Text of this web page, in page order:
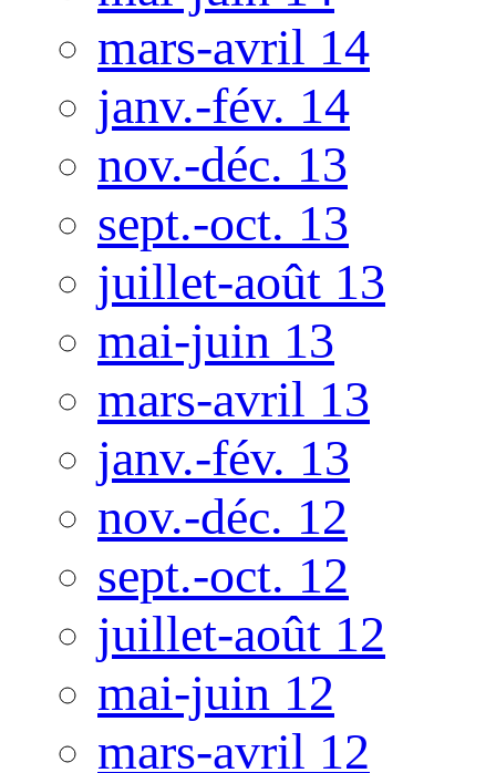
mars-avril 14
janv.-fév. 14
nov.-déc. 13
sept.-oct. 13
juillet-août 13
mai-juin 13
mars-avril 13
janv.-fév. 13
nov.-déc. 12
sept.-oct. 12
juillet-août 12
mai-juin 12
mars-avril 12